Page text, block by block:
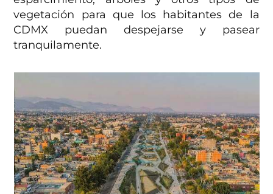
vegetación para que los habitantes de la
CDMX puedan despejarse y pasear
tranquilamente.